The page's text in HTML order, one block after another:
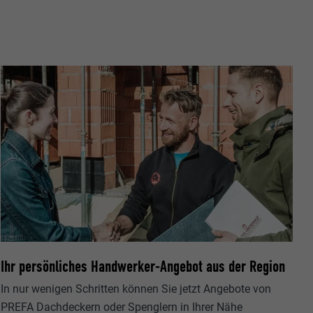
Ihr persönliches Handwerker-Angebot aus der Region
In nur wenigen Schritten können Sie jetzt Angebote von
PREFA Dachdeckern oder Spenglern in Ihrer Nähe
Daten
von
"Folgen Sie